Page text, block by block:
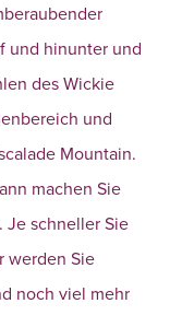
und hinunter und
des Wickie
und
Mountain.
machen Sie
Je schneller Sie
werden Sie
noch viel mehr